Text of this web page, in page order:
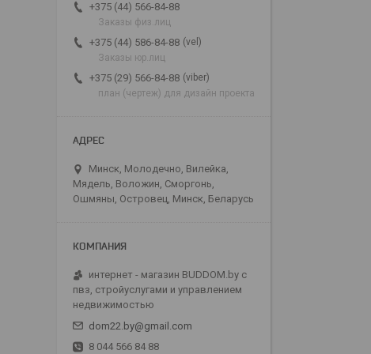
+375 (44) 566-84-88
Заказы физ.лиц
+375 (44) 586-84-88 vel
Заказы юр.лиц
+375 (29) 566-84-88 viber
план (чертеж) для дизайн проекта
Минск, Молодечно, Вилейка,
Мядель, Воложин, Сморгонь,
Ошмяны, Островец, Минск, Беларусь
интернет - магазин BUDDOM.by с
пвз, стройуслугами и управлением
недвижимостью
dom22.by@gmail.com
8 044 566 84 88